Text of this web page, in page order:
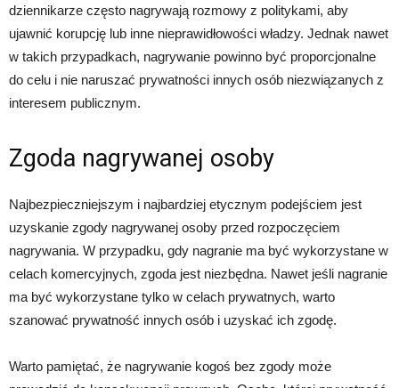
dziennikarze często nagrywają rozmowy z politykami, aby
ujawnić korupcję lub inne nieprawidłowości władzy. Jednak nawet
w takich przypadkach, nagrywanie powinno być proporcjonalne
do celu i nie naruszać prywatności innych osób niezwiązanych z
interesem publicznym.
Zgoda nagrywanej osoby
Najbezpieczniejszym i najbardziej etycznym podejściem jest
uzyskanie zgody nagrywanej osoby przed rozpoczęciem
nagrywania. W przypadku, gdy nagranie ma być wykorzystane w
celach komercyjnych, zgoda jest niezbędna. Nawet jeśli nagranie
ma być wykorzystane tylko w celach prywatnych, warto
szanować prywatność innych osób i uzyskać ich zgodę.
Warto pamiętać, że nagrywanie kogoś bez zgody może